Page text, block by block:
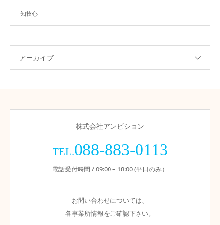
知技心
アーカイブ
株式会社アンビション
TEL.088-883-0113
電話受付時間 / 09:00 – 18:00 (平日のみ）
お問い合わせについては、
各事業所情報をご確認下さい。